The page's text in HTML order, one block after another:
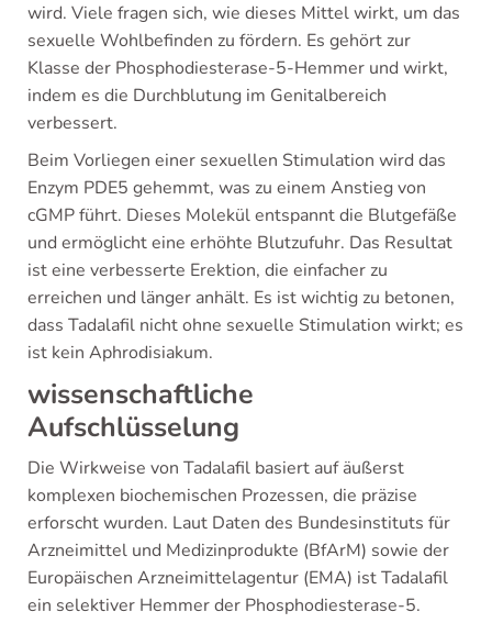
wird. Viele fragen sich, wie dieses Mittel wirkt, um das
sexuelle Wohlbefinden zu fördern. Es gehört zur
Klasse der Phosphodiesterase-5-Hemmer und wirkt,
indem es die Durchblutung im Genitalbereich
verbessert.
Beim Vorliegen einer sexuellen Stimulation wird das
Enzym PDE5 gehemmt, was zu einem Anstieg von
cGMP führt. Dieses Molekül entspannt die Blutgefäße
und ermöglicht eine erhöhte Blutzufuhr. Das Resultat
ist eine verbesserte Erektion, die einfacher zu
erreichen und länger anhält. Es ist wichtig zu betonen,
dass Tadalafil nicht ohne sexuelle Stimulation wirkt; es
ist kein Aphrodisiakum.
wissenschaftliche
Aufschlüsselung
Die Wirkweise von Tadalafil basiert auf äußerst
komplexen biochemischen Prozessen, die präzise
erforscht wurden. Laut Daten des Bundesinstituts für
Arzneimittel und Medizinprodukte (BfArM) sowie der
Europäischen Arzneimittelagentur (EMA) ist Tadalafil
ein selektiver Hemmer der Phosphodiesterase-5.